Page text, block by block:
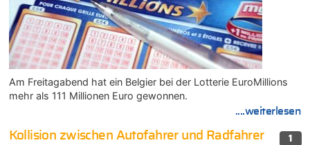
Am Freitagabend hat ein Belgier bei der Lotterie EuroMillions
mehr als 111 Millionen Euro gewonnen.
....weiterlesen
1
Kollision zwischen Autofahrer und Radfahrer